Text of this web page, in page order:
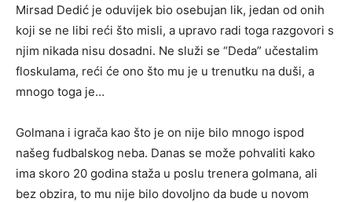
Mirsad Dedić je oduvijek bio osebujan lik, jedan od onih
koji se ne libi reći što misli, a upravo radi toga razgovori s
njim nikada nisu dosadni. Ne služi se “Deda” učestalim
floskulama, reći će ono što mu je u trenutku na duši, a
mnogo toga je…
Golmana i igrača kao što je on nije bilo mnogo ispod
našeg fudbalskog neba. Danas se može pohvaliti kako
ima skoro 20 godina staža u poslu trenera golmana, ali
bez obzira, to mu nije bilo dovoljno da bude u novom